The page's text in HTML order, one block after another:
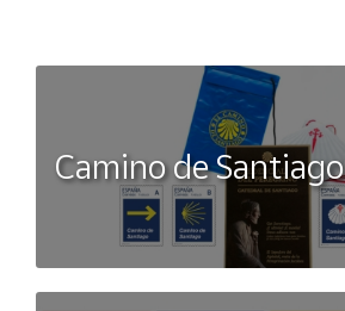
Camino de Santiago